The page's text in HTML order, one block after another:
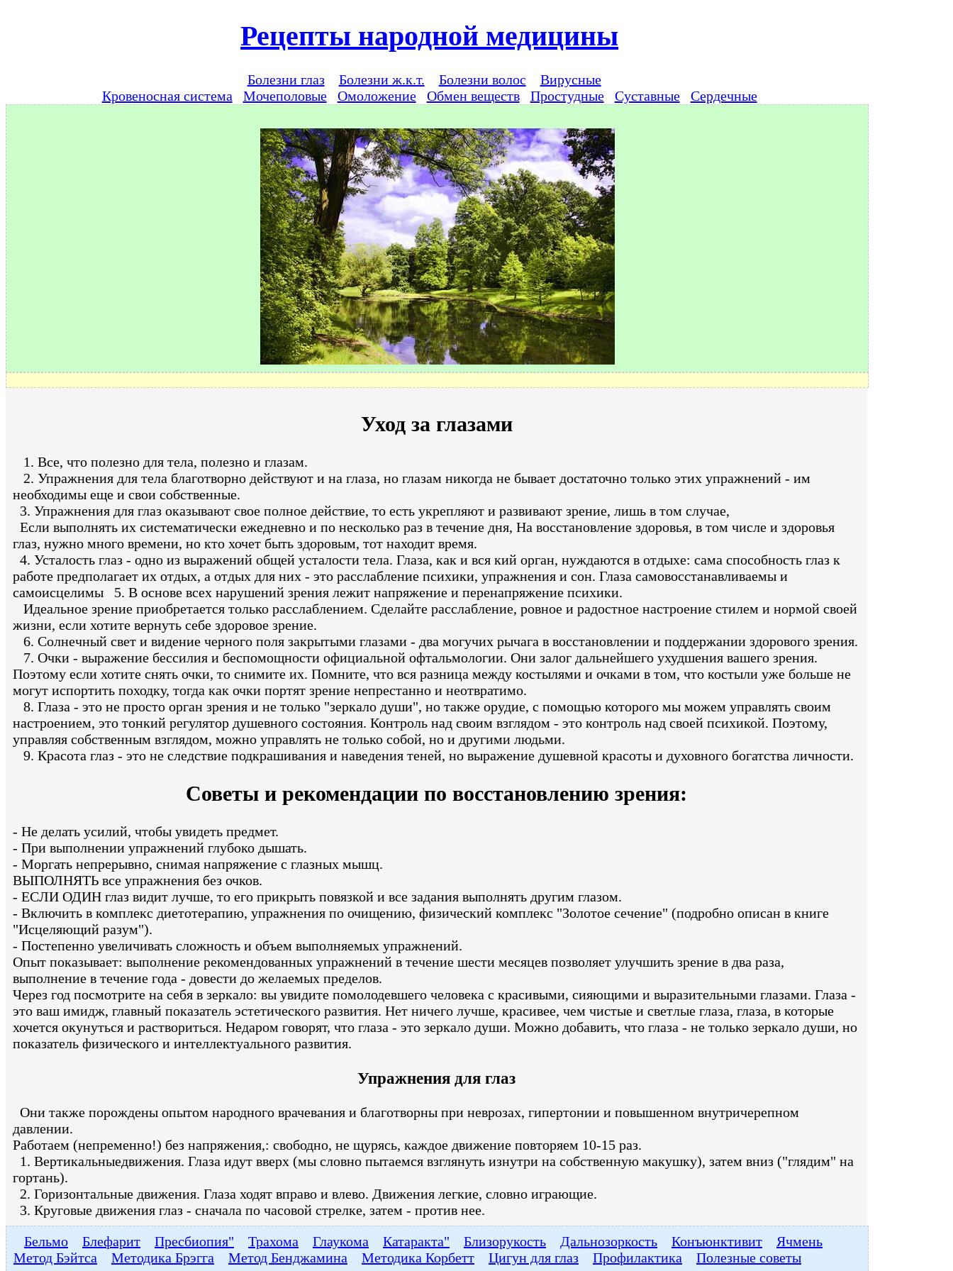
Рецепты народной медицины
Болезни глаз Болезни ж.к.т. Болезни волос
Вирусные
Кровеносная система
Мочеполовые Омоложение Обмен веществ Простудные Суставные Сердечные
Уход за глазами
1. Все, что полезно для тела, полезно и глазам.
2. Упражнения для тела благотворно действуют и на глаза, но глазам никогда не бывает достаточно только этих упражнений - им
необходимы еще и свои собственные.
3. Упражнения для глаз оказывают свое полное действие, то есть укрепляют и развивают зрение, лишь в том случае,
Если выполнять их систематически ежедневно и по несколько раз в течение дня, На восстановление здоровья, в том числе и здоровья
глаз, нужно много времени, но кто хочет быть здоровым, тот находит время.
4. Усталость глаз - одно из выражений общей усталости тела. Глаза, как и вся кий орган, нуждаются в отдыхе: сама способность глаз к
работе предполагает их отдых, а отдых для них - это расслабление психики, упражнения и сон. Глаза самовосстанавливаемы и
самоисцелимы 5. В основе всех нарушений зрения лежит напряжение и перенапряжение психики.
Идеальное зрение приобретается только расслаблением. Сделайте расслабление, ровное и радостное настроение стилем и нормой своей
жизни, если хотите вернуть себе здоровое зрение.
6. Солнечный свет и видение черного поля закрытыми глазами - два могучих рычага в восстановлении и поддержании здорового зрения.
7. Очки - выражение бессилия и беспомощности официальной офтальмологии. Они залог дальнейшего ухудшения вашего зрения.
Поэтому если хотите снять очки, то снимите их. Помните, что вся разница между костылями и очками в том, что костыли уже больше не
могут испортить походку, тогда как очки портят зрение непрестанно и неотвратимо.
8. Глаза - это не просто орган зрения и не только "зеркало души", но также орудие, с помощью которого мы можем управлять своим
настроением, это тонкий регулятор душевного состояния. Контроль над своим взглядом - это контроль над своей психикой. Поэтому,
управляя собственным взглядом, можно управлять не только собой, но и другими людьми.
9. Красота глаз - это не следствие подкрашивания и наведения теней, но выражение душевной красоты и духовного богатства личности.
Советы и рекомендации по восстановлению зрения:
- Не делать усилий, чтобы увидеть предмет.
- При выполнении упражнений глубоко дышать.
- Моргать непрерывно, снимая напряжение с глазных мышц.
ВЫПОЛНЯТЬ все упражнения без очков.
- ЕСЛИ ОДИН глаз видит лучше, то его прикрыть повязкой и все задания выполнять другим глазом.
- Включить в комплекс диетотерапию, упражнения по очищению, физический комплекс "Золотое сечение" (подробно описан в книге
"Исцеляющий разум").
- Постепенно увеличивать сложность и объем выполняемых упражнений.
Опыт показывает: выполнение рекомендованных упражнений в течение шести месяцев позволяет улучшить зрение в два раза,
выполнение в течение года - довести до желаемых пределов.
Через год посмотрите на себя в зеркало: вы увидите помолодевшего человека с красивыми, сияющими и выразительными глазами. Глаза -
это ваш имидж, главный показатель эстетического развития. Нет ничего лучше, красивее, чем чистые и светлые глаза, глаза, в которые
хочется окунуться и раствориться. Недаром говорят, что глаза - это зеркало души. Можно добавить, что глаза - не только зеркало души, но
показатель физического и интеллектуального развития.
Упражнения для глаз
Они также порождены опытом народного врачевания и благотворны при неврозах, гипертонии и повышенном внутричерепном
давлении.
Работаем (непременно!) без напряжения,: свободно, не щурясь, каждое движение повторяем 10-15 раз.
1. Вертикальныедвижения. Глаза идут вверх (мы словно пытаемся взглянуть изнутри на собственную макушку), затем вниз ("глядим" на
гортань).
2. Горизонтальные движения. Глаза ходят вправо и влево. Движения легкие, словно играющие.
3. Круговые движения глаз - сначала по часовой стрелке, затем - против нее.
Бельмо
Блефарит Пресбиопия" Трахома Глаукома Катаракта" Близорукость Дальнозоркость Конъюнктивит
Ячмень
Метод Бэйтса
Методика Брэгга Метод Бенджамина Методика Корбетт Цигун для глаз Профилактика Полезные советы